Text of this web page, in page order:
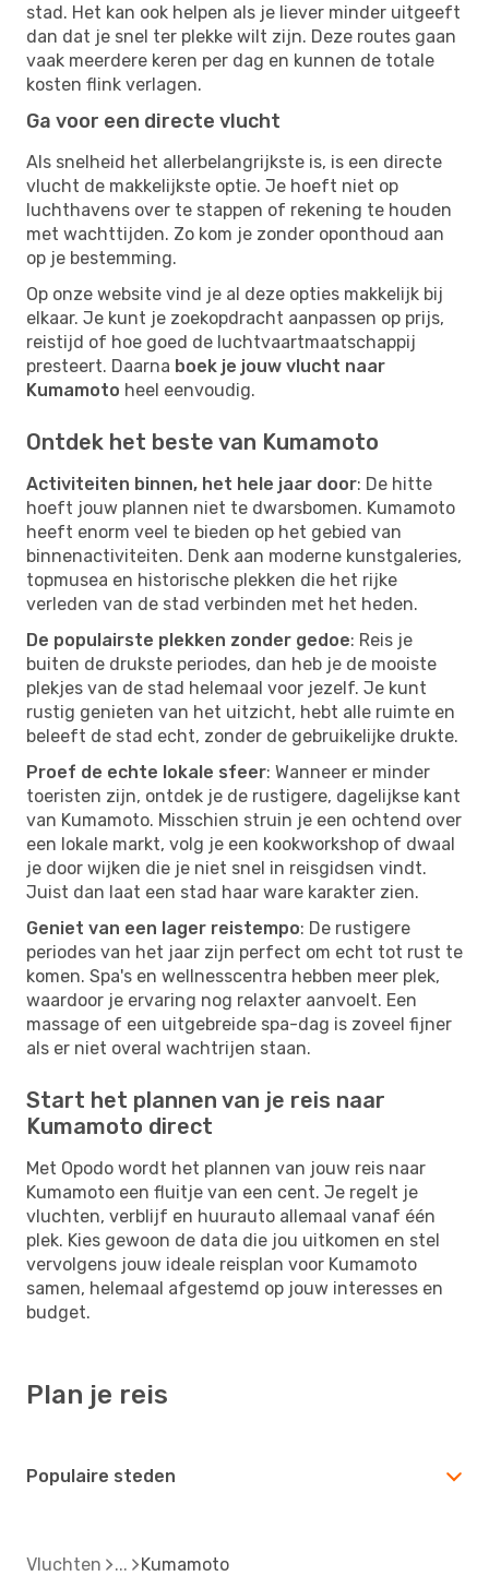
stad. Het kan ook helpen als je liever minder uitgeeft
dan dat je snel ter plekke wilt zijn. Deze routes gaan
vaak meerdere keren per dag en kunnen de totale
kosten flink verlagen.
Ga voor een directe vlucht
Als snelheid het allerbelangrijkste is, is een directe
vlucht de makkelijkste optie. Je hoeft niet op
luchthavens over te stappen of rekening te houden
met wachttijden. Zo kom je zonder oponthoud aan
op je bestemming.
Op onze website vind je al deze opties makkelijk bij
elkaar. Je kunt je zoekopdracht aanpassen op prijs,
reistijd of hoe goed de luchtvaartmaatschappij
presteert. Daarna boek je jouw vlucht naar
Kumamoto heel eenvoudig.
Ontdek het beste van Kumamoto
Activiteiten binnen, het hele jaar door: De hitte
hoeft jouw plannen niet te dwarsbomen. Kumamoto
heeft enorm veel te bieden op het gebied van
binnenactiviteiten. Denk aan moderne kunstgaleries,
topmusea en historische plekken die het rijke
verleden van de stad verbinden met het heden.
De populairste plekken zonder gedoe: Reis je
buiten de drukste periodes, dan heb je de mooiste
plekjes van de stad helemaal voor jezelf. Je kunt
rustig genieten van het uitzicht, hebt alle ruimte en
beleeft de stad echt, zonder de gebruikelijke drukte.
Proef de echte lokale sfeer: Wanneer er minder
toeristen zijn, ontdek je de rustigere, dagelijkse kant
van Kumamoto. Misschien struin je een ochtend over
een lokale markt, volg je een kookworkshop of dwaal
je door wijken die je niet snel in reisgidsen vindt.
Juist dan laat een stad haar ware karakter zien.
Geniet van een lager reistempo: De rustigere
periodes van het jaar zijn perfect om echt tot rust te
komen. Spa's en wellnesscentra hebben meer plek,
waardoor je ervaring nog relaxter aanvoelt. Een
massage of een uitgebreide spa-dag is zoveel fijner
als er niet overal wachtrijen staan.
Start het plannen van je reis naar
Kumamoto direct
Met Opodo wordt het plannen van jouw reis naar
Kumamoto een fluitje van een cent. Je regelt je
vluchten, verblijf en huurauto allemaal vanaf één
plek. Kies gewoon de data die jou uitkomen en stel
vervolgens jouw ideale reisplan voor Kumamoto
samen, helemaal afgestemd op jouw interesses en
budget.
Plan je reis
Populaire steden
Vluchten Kumamoto